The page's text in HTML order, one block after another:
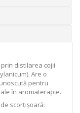
distilarea cojii
Are o
pentru
în aromaterapie.
scorțișoară: